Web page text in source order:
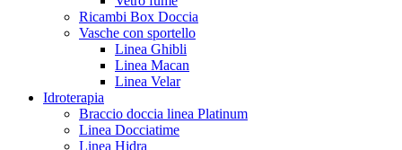
Ricambi Box Doccia
Vasche con sportello
Linea Ghibli
Linea Macan
Linea Velar
Idroterapia
Braccio doccia linea Platinum
Linea Docciatime
Linea Hidra